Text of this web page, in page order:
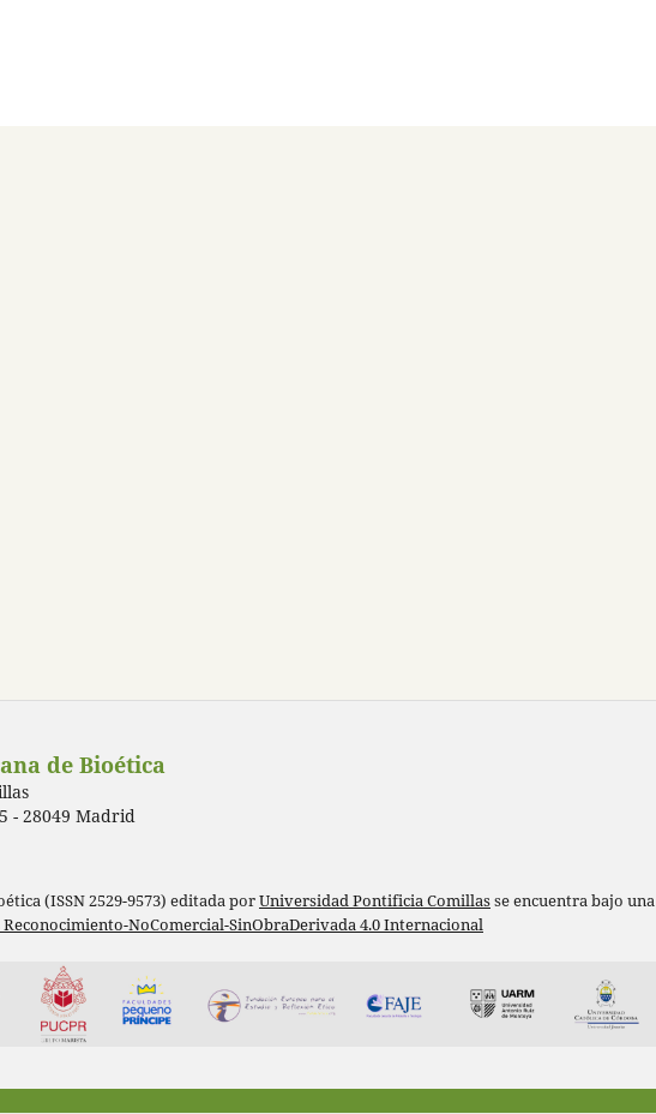
de Bioética
- 28049 Madrid
(ISSN 2529-9573) editada porUniversidad Pontificia Comillasse encuentra bajo una
NoComercial-SinObraDerivada 4.0 Internacional